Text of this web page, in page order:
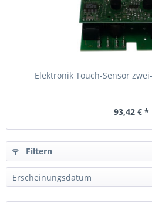
Elektronik Touch-Sensor
93,42 € *
Filtern